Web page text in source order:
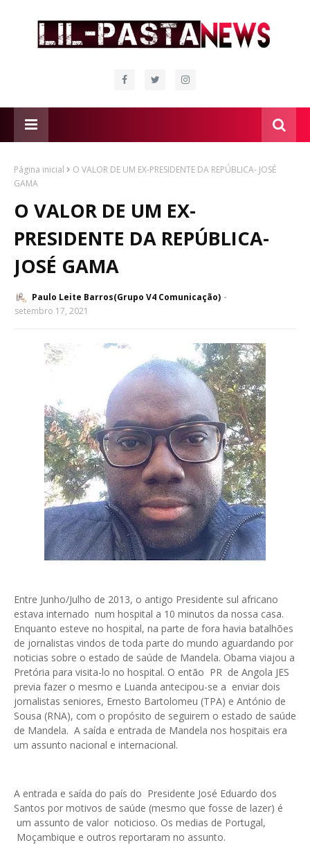
Página inicial
O VALOR DE UM EX-PRESIDENTE DA REPÚBLICA- JOSÉ
GAMA
O VALOR DE UM EX-
PRESIDENTE DA REPÚBLICA-
JOSÉ GAMA
Paulo Leite Barros(Grupo V4 Comunicação)
setembro 17, 2021
Entre Junho/Julho de 2013, o antigo Presidente sul africano
estava internado num hospital a 10 minutos da nossa casa.
Enquanto esteve no hospital, na parte de fora havia batalhões
de jornalistas vindos de toda parte do mundo aguardando por
noticias sobre o estado de saúde de Mandela. Obama viajou a
Pretória para visita-lo no hospital. O então PR de Angola JES
previa fazer o mesmo e Luanda antecipou-se a enviar dois
jornalistas seniores, Ernesto Bartolomeu (TPA) e António de
Sousa (RNA), com o propósito de seguirem o estado de saúde
de Mandela. A saída e entrada de Mandela nos hospitais era
um assunto nacional e internacional.
A entrada e saída do país do Presidente José Eduardo dos
Santos por motivos de saúde (mesmo que fosse de lazer) é
um assunto de valor noticioso. Os medias de Portugal,
Moçambique e outros reportaram no assunto.